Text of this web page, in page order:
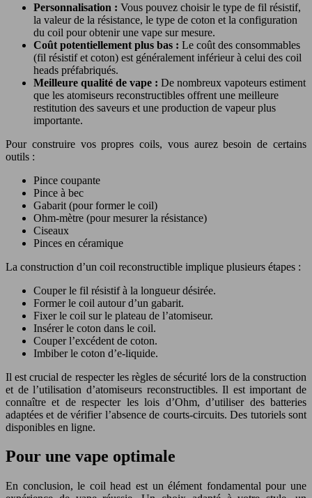
Personnalisation : Vous pouvez choisir le type de fil résistif,
la valeur de la résistance, le type de coton et la configuration
du coil pour obtenir une vape sur mesure.
Coût potentiellement plus bas : Le coût des consommables
(fil résistif et coton) est généralement inférieur à celui des coil
heads préfabriqués.
Meilleure qualité de vape : De nombreux vapoteurs estiment
que les atomiseurs reconstructibles offrent une meilleure
restitution des saveurs et une production de vapeur plus
importante.
Pour construire vos propres coils, vous aurez besoin de certains
outils :
Pince coupante
Pince à bec
Gabarit (pour former le coil)
Ohm-mètre (pour mesurer la résistance)
Ciseaux
Pinces en céramique
La construction d’un coil reconstructible implique plusieurs étapes :
Couper le fil résistif à la longueur désirée.
Former le coil autour d’un gabarit.
Fixer le coil sur le plateau de l’atomiseur.
Insérer le coton dans le coil.
Couper l’excédent de coton.
Imbiber le coton d’e-liquide.
Il est crucial de respecter les règles de sécurité lors de la construction
et de l’utilisation d’atomiseurs reconstructibles. Il est important de
connaître et de respecter les lois d’Ohm, d’utiliser des batteries
adaptées et de vérifier l’absence de courts-circuits. Des tutoriels sont
disponibles en ligne.
Pour une vape optimale
En conclusion, le coil head est un élément fondamental pour une